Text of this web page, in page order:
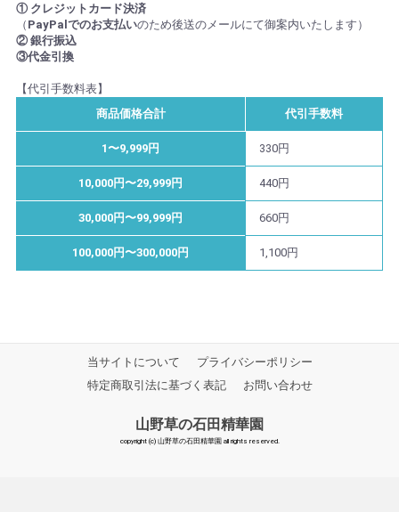
① クレジットカード決済
（ PayPalでのお支払いのため後送のメールにて御案内いたします）
② 銀行振込
③代金引換
【代引手数料表】
商品価格合計
代引手数料
1〜9,999円 330円
10,000円〜29,999円 440円
30,000円〜99,999円 660円
100,000円〜300,000円 1,100円
当サイトについて
プライバシーポリシー
特定商取引法に基づく表記
お問い合わせ
山野草の石田精華園
copyright (c) 山野草の石田精華園 all rights reserved.